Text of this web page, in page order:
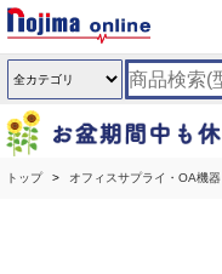
トップ オフィスサプライ・OA機器